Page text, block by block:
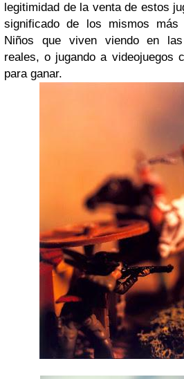
legitimidad de la venta de estos
significado de los mismos
Niños que viven viendo en
reales, o jugando a videojuegos
para ganar.